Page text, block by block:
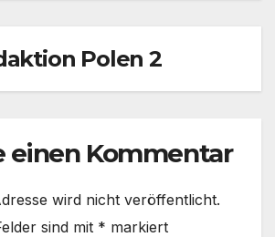
Polen 2
einen Kommentar
wird nicht veröffentlicht.
sind mit * markiert